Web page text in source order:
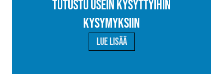
Tutustu usein kysyttyihin
kysymyksiin
Lue lisää